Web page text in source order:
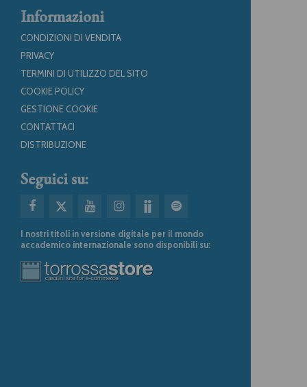
Informazioni
CONDIZIONI DI VENDITA
PRIVACY
TERMINI DI UTILIZZO DEL SITO
COOKIE POLICY
GESTIONE COOKIE
CONTATTACI
DISTRIBUZIONE
Seguici su:
I nostri titoli in versione digitale per il mondo
accademico internazionale sono disponibili su: